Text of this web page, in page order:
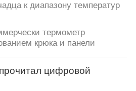
к диапазону температур
термометр
крюка и панели
цифровой